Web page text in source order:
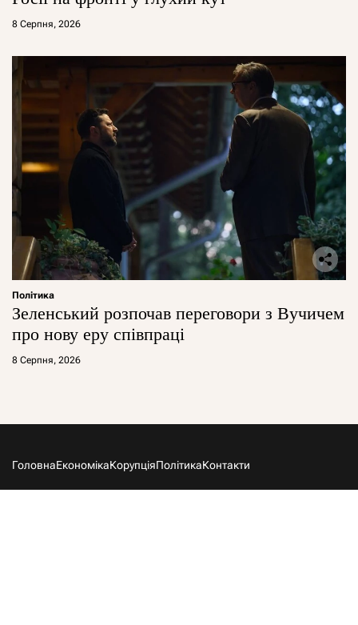
8 Серпня, 2026
Політика
Зеленський розпочав переговори з Вучичем
про нову еру співпраці
8 Серпня, 2026
ГоловнаЕкономікаКорупціяПолітикаКонтакти